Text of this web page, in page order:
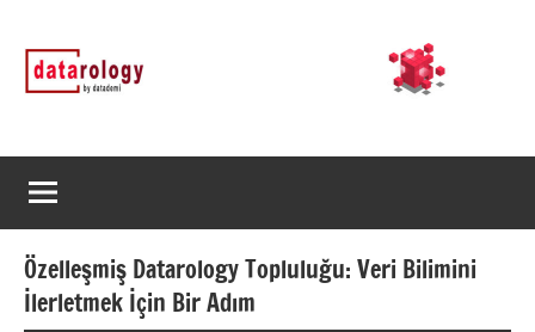
geçDATArology
by
rology
Özelleşmiş Datarology Topluluğu: Veri Bilimini
İlerletmek İçin Bir Adım